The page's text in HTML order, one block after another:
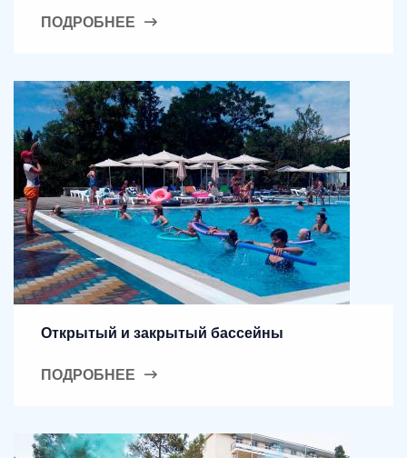
ПОДРОБНЕЕ
Открытый и закрытый бассейны
ПОДРОБНЕЕ